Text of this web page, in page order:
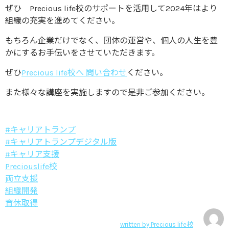
ぜひ Precious life校のサポートを活用して2024年はより
組織の充実を進めてください。
もちろん企業だけでなく、団体の運営や、個人の人生を豊
かにするお手伝いをさせていただきます。
ぜひPrecious life校へ 問い合わせ ください。
また様々な講座を実施しますので是非ご参加ください。
#キャリアトランプ
#キャリアトランプデジタル版
#キャリア支援
Preciouslife校
両立支援
組織開発
育休取得
written by Precious life校